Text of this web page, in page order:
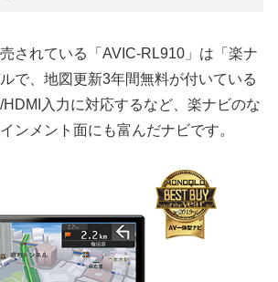
されている「AVIC-RL910」は「楽ナ
で、地図更新3年間無料が付いている
入力に対応するなど、楽ナビのな
ンメント面にも富んだナビです。